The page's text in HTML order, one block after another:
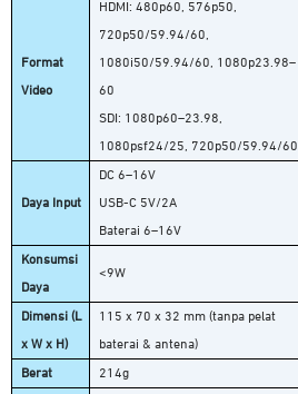
Format
Video
HDMI: 480p60, 576p50,
720p50/59.94/60,
1080i50/59.94/60, 1080p23.98–
60
SDI: 1080p60–23.98,
1080psf24/25, 720p50/59.94/60
Daya Input
DC 6–16V
USB-C 5V/2A
Baterai 6–16V
Konsumsi
Daya
<9W
Dimensi (L
x W x H)
115 x 70 x 32 mm (tanpa pelat
baterai & antena)
Berat 214g